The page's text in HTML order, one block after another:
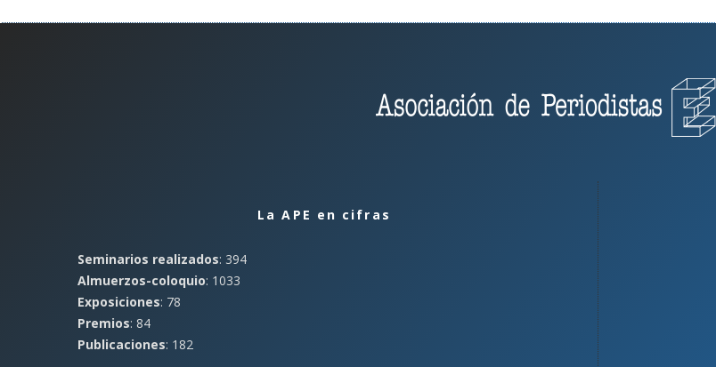
La APE en cifras
Seminarios realizados: 394
Almuerzos-coloquio: 1033
Exposiciones: 78
Premios: 84
Publicaciones: 182